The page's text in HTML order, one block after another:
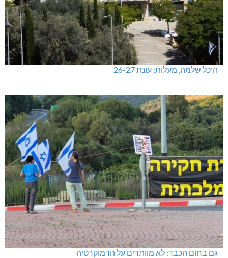
היכל שלמה, מעלות: עונת 26-27
גם בחום הכבד: לא מוותרים על הדמוקרטיה